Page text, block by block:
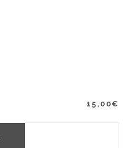
15,00€